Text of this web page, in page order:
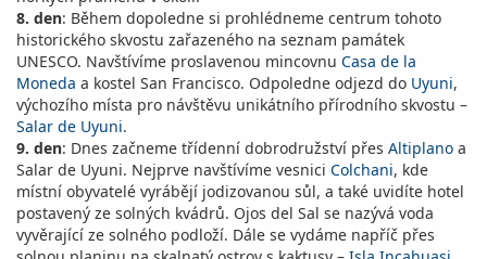
8. den: Během dopoledne si prohlédneme centrum tohoto
historického skvostu zařazeného na seznam památek
UNESCO. Navštívíme proslavenou mincovnu Casa de la
Moneda a kostel San Francisco. Odpoledne odjezd do Uyuni,
výchozího místa pro návštěvu unikátního přírodního skvostu –
Salar de Uyuni.
9. den: Dnes začneme třídenní dobrodružství přes Altiplano a
Salar de Uyuni. Nejprve navštívíme vesnici Colchani, kde
místní obyvatelé vyrábějí jodizovanou sůl, a také uvidíte hotel
postavený ze solných kvádrů. Ojos del Sal se nazývá voda
vyvěrající ze solného podloží. Dále se vydáme napříč přes